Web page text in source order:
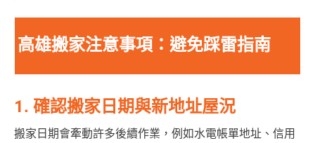
高雄搬家注意事項：避免踩雷指南
1. 確認搬家日期與新地址屋況
搬家日期會牽動許多後續作業，例如水電帳單地址、信用